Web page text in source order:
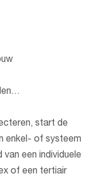
start de
enkel- of systeem
een individuele
of een tertiair